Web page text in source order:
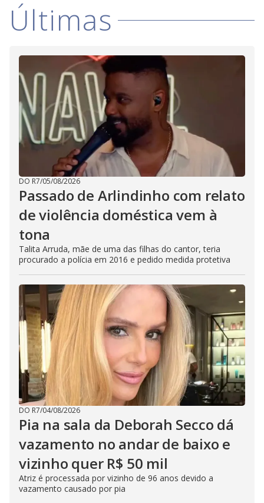
Últimas
DO R7/05/08/2026
Passado de Arlindinho com relato
de violência doméstica vem à
tona
Talita Arruda, mãe de uma das filhas do cantor, teria
procurado a polícia em 2016 e pedido medida protetiva
DO R7/04/08/2026
Pia na sala da Deborah Secco dá
vazamento no andar de baixo e
vizinho quer R$ 50 mil
Atriz é processada por vizinho de 96 anos devido a
vazamento causado por pia